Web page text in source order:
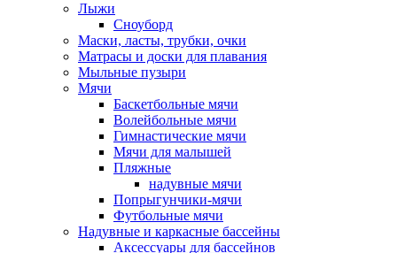
Лыжи
Сноуборд
Маски, ласты, трубки, очки
Матрасы и доски для плавания
Мыльные пузыри
Мячи
Баскетбольные мячи
Волейбольные мячи
Гимнастические мячи
Мячи для малышей
Пляжные
надувные мячи
Попрыгунчики-мячи
Футбольные мячи
Надувные и каркасные бассейны
Аксессуары для бассейнов